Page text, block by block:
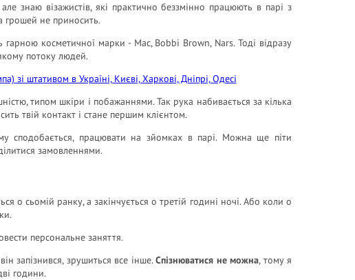
знаю візажистів, які практично беззмінно працюють в парі з
грошей не приносить.
косметичної марки - Mac, Bobbi Brown, Nars. Тоді відразу
потоку людей.
типом шкіри і побажаннями. Так рука набивається за кілька
твій контакт і стане першим клієнтом.
сподобається, працювати на зйомках в парі. Можна ще піти
замовленнями.
о сьомій ранку, а закінчується о третій годині ночі. Або коли о
персональне заняття.
запізнився, зрушиться все інше.Спізнюватися не можна, тому я
години.